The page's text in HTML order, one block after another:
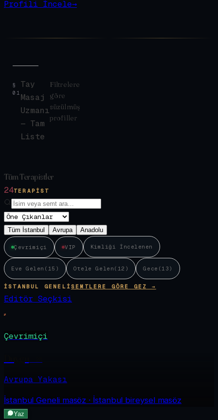
Profili İncele→
§
01
Tay
Masaj
Uzmanı
— Tam
Liste
Filtrelere
göre
süzülmüş
profiller
Tüm Terapistler
24TERAPIST
Tüm İstanbul Avrupa Anadolu
Çevrimiçi VIP Kimliği İncelenen
Eve Gelen ( 15 ) Otele Gelen ( 12 ) Gece (13 )
İSTANBUL GENELISEMTLERE GÖRE GEZ →
Editör Seçkisi
Çevrimiçi
Avrupa Yakası
İstanbul Genelimasöz · İstanbul bireysel masöz
Yaz